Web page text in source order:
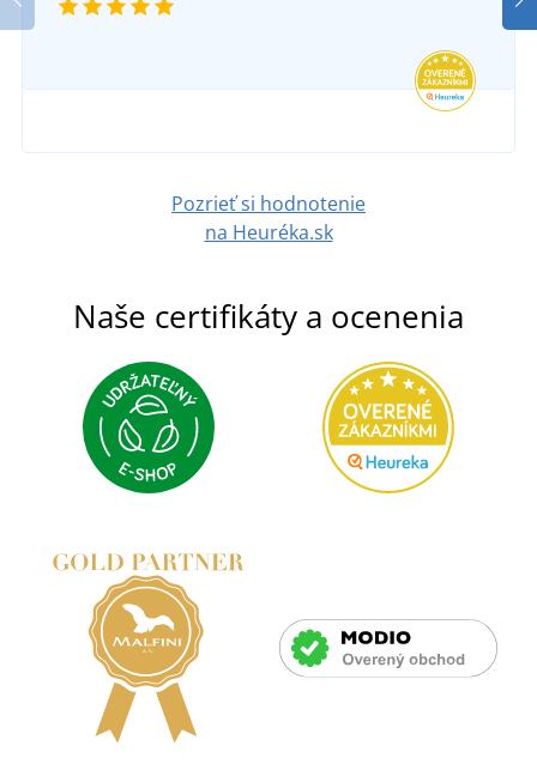
Pozrieť si hodnotenie
na Heuréka.sk
Naše certifikáty a ocenenia